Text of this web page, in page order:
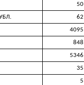
50
62
4095
848
5346
35
5